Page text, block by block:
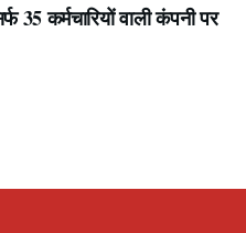
कर्मचारियों वाली कंपनी पर